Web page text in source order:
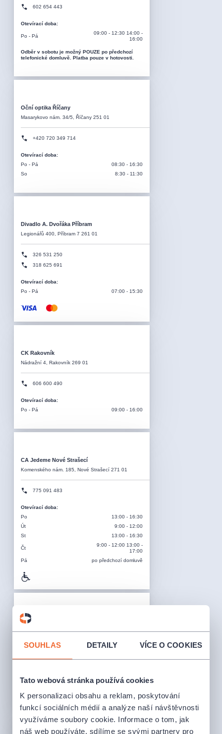
SOUHLAS DETAILY VÍCE O COOKIES
Tato webová stránka používá cookies
K personalizaci obsahu a reklam, poskytování
funkcí sociálních médií a analýze naší návštěvnosti
využíváme soubory cookie. Informace o tom, jak
náš web používáte, sdílíme se svými partnery pro
602 654 443
Otevírací doba:
Po - Pá
09:00 - 12:30 14:00 -
16:00
Odběr v sobotu je možný POUZE po předchozí
telefonické domluvě. Platba pouze v hotovosti.
Oční optika Říčany
Masarykovo nám. 34/5, Říčany 251 01
+420 720 349 714
Otevírací doba:
Po - Pá
08:30 - 16:30
So
8:30 - 11:30
Divadlo A. Dvořáka Příbram
Legionářů 400, Příbram 7 261 01
326 531 250
318 625 691
Otevírací doba:
Po - Pá
07:00 - 15:30
CK Rakovník
Nádražní 4, Rakovník 269 01
606 600 490
Otevírací doba:
Po - Pá
09:00 - 16:00
CA Jedeme Nové Strašecí
Komenského nám. 185, Nové Strašecí 271 01
775 091 483
Otevírací doba:
Po
13:00 - 16:30
Út
9:00 - 12:00
St
13:00 - 16:30
Čt
9:00 - 12:00 13:00 -
17:00
Pá
po předchozí domluvě
CA Gabtour Vlašim
Jana Masaryka 298, Vlašim 258 01
Po - Pá
09:00 -12:00 13:00 -
17:00